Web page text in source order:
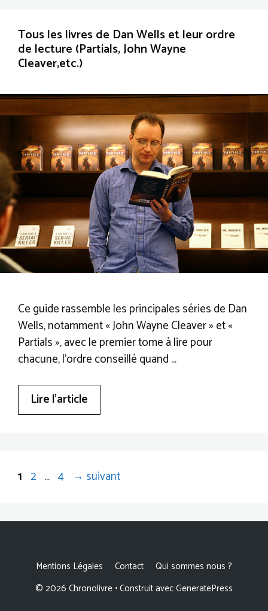
Tous les livres de Dan Wells et leur ordre
de lecture (Partials, John Wayne
Cleaver,etc.)
Ce guide rassemble les principales séries de Dan
Wells, notamment « John Wayne Cleaver » et «
Partials », avec le premier tome à lire pour
chacune, l’ordre conseillé quand …
Lire l’article
Page
1 Page
2 … Page
4 → suivant
Mentions Légales Contact
Qui sommes nous ?
© 2026 Chronolivre • Construit avecGeneratePress